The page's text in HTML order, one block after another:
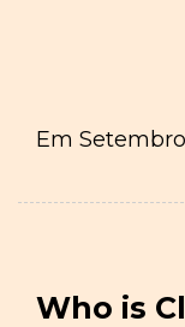
Em
Who is